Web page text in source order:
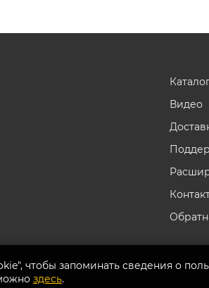
Видео
чтобы запоминать сведения о
здесь.